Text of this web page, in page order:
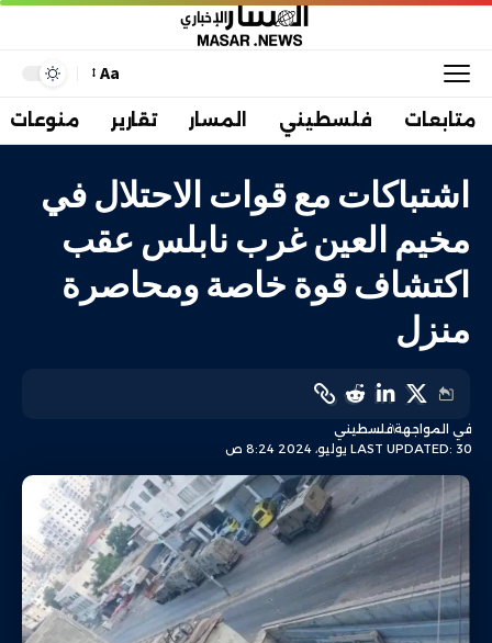
Aa
متابعات فلسطيني المسار تقارير منوعات
اشتباكات مع قوات الاحتلال في
مخيم العين غرب نابلس عقب
اكتشاف قوة خاصة ومحاصرة
منزل
LAST UPDATED: 30 يوليو، 2024 8:24 ص
في المواجهةفلسطيني